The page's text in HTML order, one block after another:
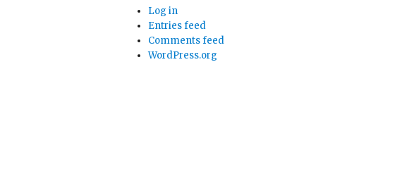
Log in
Entries feed
Comments feed
WordPress.org